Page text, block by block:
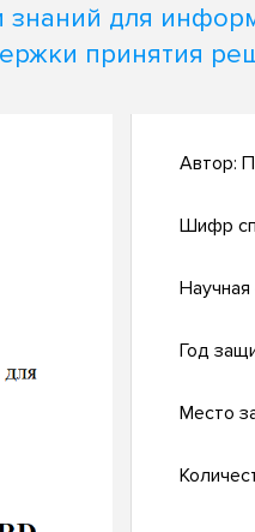
знаний для
принятия
Автор:
Шифр
Научная
Год
Место